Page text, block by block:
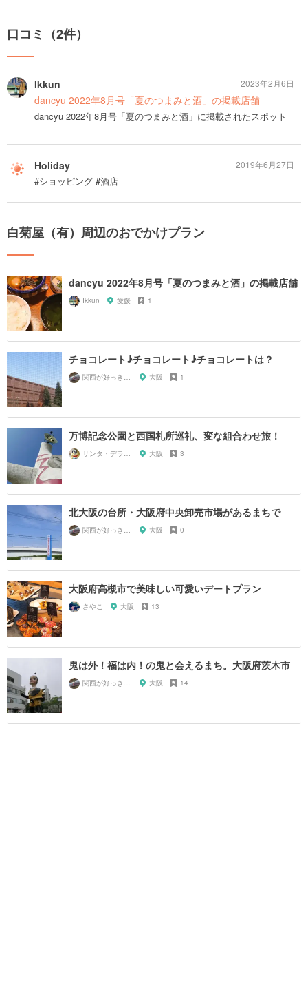
口コミ（2件）
Ikkun
dancyu 2022年8月号「夏のつまみと酒」の掲載店舗
dancyu 2022年8月号「夏のつまみと酒」に掲載されたスポット
2023年2月6日
Holiday
#ショッピング #酒店
2019年6月27日
白菊屋（有）周辺のおでかけプラン
dancyu 2022年8月号「夏のつまみと酒」の掲載店舗
Ikkun 愛媛 1
チョコレート♪チョコレート♪チョコレートは？
大阪 1
万博記念公園と西国札所巡礼、変な組合わせ旅！
大阪 3
北大阪の台所・大阪府中央卸売市場があるまちで
大阪 0
大阪府高槻市で美味しい可愛いデートプラン
さやこ 大阪 13
鬼は外！福は内！の鬼と会えるまち。大阪府茨木市
大阪 14